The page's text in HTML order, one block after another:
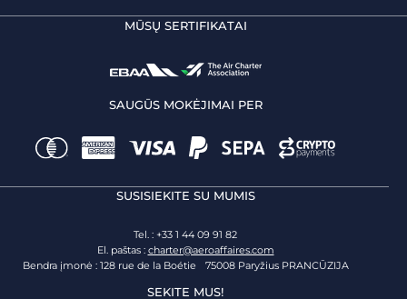
MŪSŲ SERTIFIKATAI
SAUGŪS MOKĖJIMAI PER
SUSISIEKITE SU MUMIS
Tel. : +33 1 44 09 91 82
El. paštas : charter@aeroaffaires.com
Bendra įmonė : 128 rue de la Boétie 75008 Paryžius PRANCŪZIJA
SEKITE MUS!